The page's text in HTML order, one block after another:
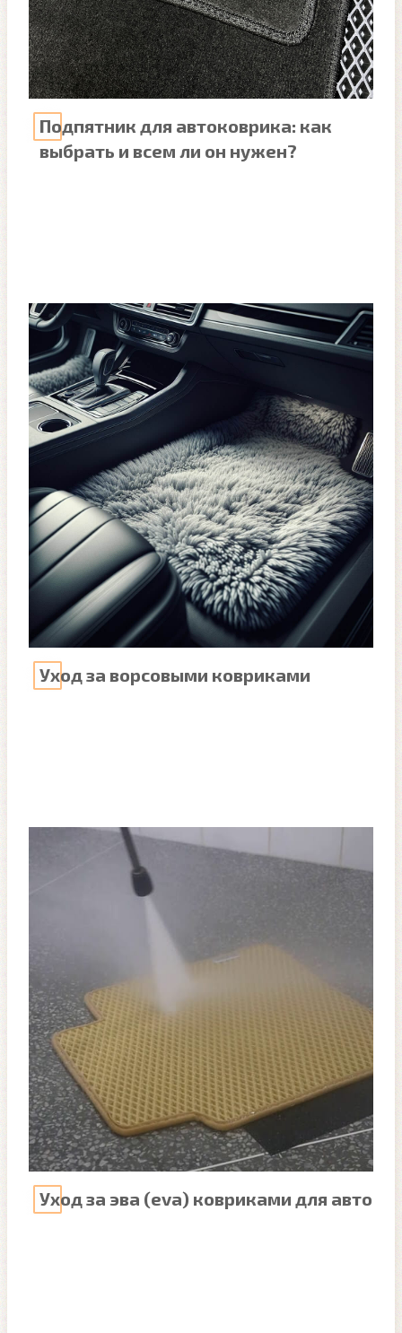
Подпятник для автоковрика: как
выбрать и всем ли он нужен?
Уход за ворсовыми ковриками
Уход за эва (eva) ковриками для авто